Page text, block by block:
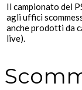
Il campionato del
agli uffici
anche prodotti da
live).